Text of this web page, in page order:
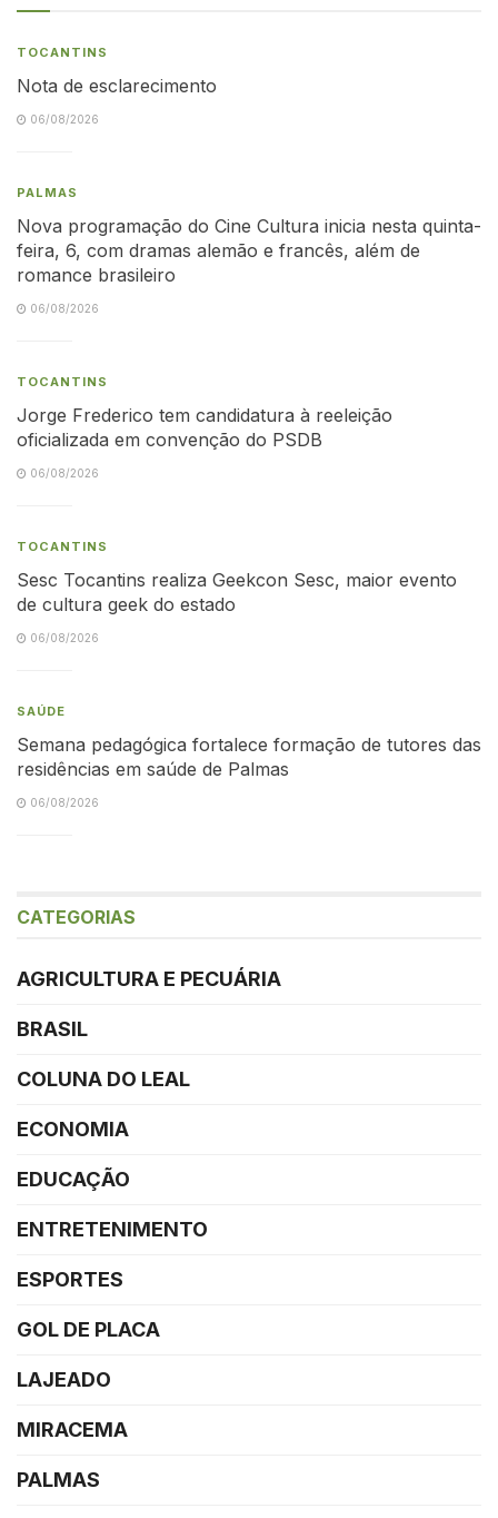
TOCANTINS
Nota de esclarecimento
06/08/2026
PALMAS
Nova programação do Cine Cultura inicia nesta quinta-
feira, 6, com dramas alemão e francês, além de
romance brasileiro
06/08/2026
TOCANTINS
Jorge Frederico tem candidatura à reeleição
oficializada em convenção do PSDB
06/08/2026
TOCANTINS
Sesc Tocantins realiza Geekcon Sesc, maior evento
de cultura geek do estado
06/08/2026
SAÚDE
Semana pedagógica fortalece formação de tutores das
residências em saúde de Palmas
06/08/2026
CATEGORIAS
AGRICULTURA E PECUÁRIA
BRASIL
COLUNA DO LEAL
ECONOMIA
EDUCAÇÃO
ENTRETENIMENTO
ESPORTES
GOL DE PLACA
LAJEADO
MIRACEMA
PALMAS